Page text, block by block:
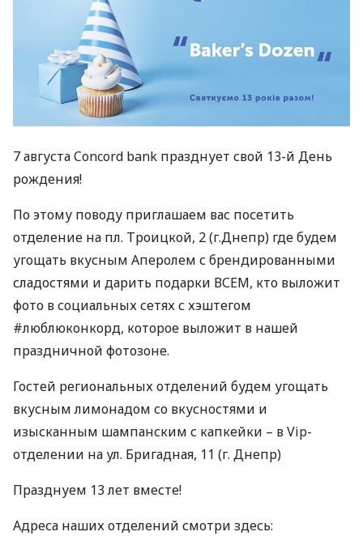
7 августа Concord bank празднует свой 13-й День
рождения!
По этому поводу приглашаем вас посетить
отделение на пл. Троицкой, 2 (г.Днепр) где будем
угощать вкусным Аперолем с брендированными
сладостями и дарить подарки ВСЕМ, кто выложит
фото в социальных сетях с хэштегом
#люблюконкорд, которое выложит в нашей
праздничной фотозоне.
Гостей региональных отделений будем угощать
вкусным лимонадом со вкусностями и
изысканным шампанским с капкейки – в Vip-
отделении на ул. Бригадная, 11 (г. Днепр)
Празднуем 13 лет вместе!
Адреса наших отделений смотри здесь: